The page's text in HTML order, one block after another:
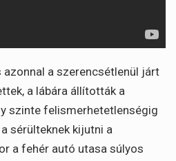
azonnal a szerencsétlenül járt
a lábára állították a
szinte felismerhetetlenségig
sérülteknek kijutni a
a fehér autó utasa súlyos